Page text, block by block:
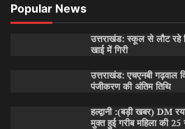
Popular News
उत्तराखंड: स्कूल से लौट रहे
खाई में गिरी
उत्तराखंड: एचएनबी गढ़वाल
पंजीकरण की अंतिम तिथि
हल्द्वानी :(बड़ी खबर) DM
मुक्त हुई गरीब महिला की 25